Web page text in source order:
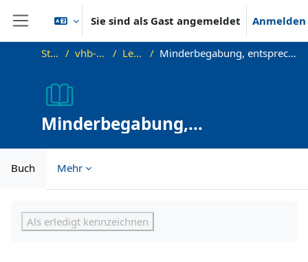
Website-Übersicht
Sie sind als Gast angemeldet Anmelden
Startseite vhb-DiffPsy-Demo Lehreinheit 7 Minderbegabung, entsprechende Begabungs- und Leistungsgförderung
Minderbegabung,
entsprechende Begabungs-
und Leistungsgförderung
Buch Mehr
Als erledigt kennzeichnen